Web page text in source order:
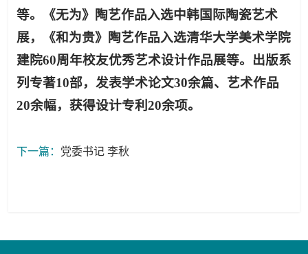
等。《无为》陶艺作品入选中韩国际陶瓷艺术
展，《和为贵》陶艺作品入选清华大学美术学院
建院60周年校友优秀艺术设计作品展等。出版系
列专著10部，发表学术论文30余篇、艺术作品
20余幅，获得设计专利20余项。
下一篇： 党委书记 李秋